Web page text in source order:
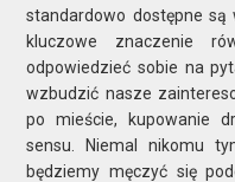
standardowo dostępne
kluczowe znaczenie
odpowiedzieć sobie na
wzbudzić nasze
po mieście, kupowanie
sensu. Niemal nikomu
będziemy męczyć się